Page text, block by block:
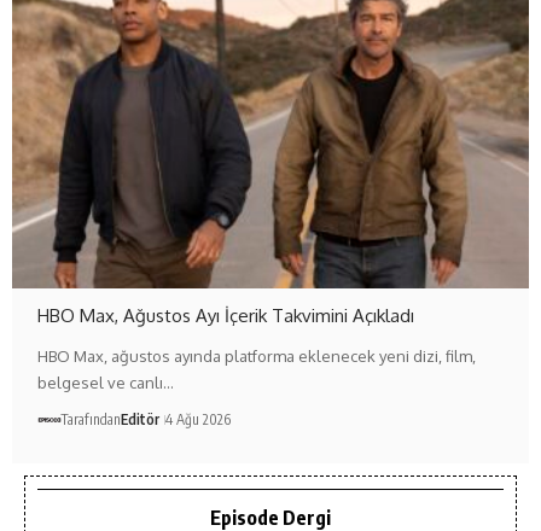
HBO Max, Ağustos Ayı İçerik Takvimini Açıkladı
HBO Max, ağustos ayında platforma eklenecek yeni dizi, film,
belgesel ve canlı…
TarafındanEditör 4 Ağu 2026
Episode Dergi